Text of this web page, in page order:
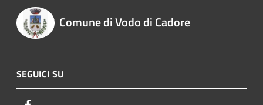
Comune di Vodo di Cadore
SEGUICI SU